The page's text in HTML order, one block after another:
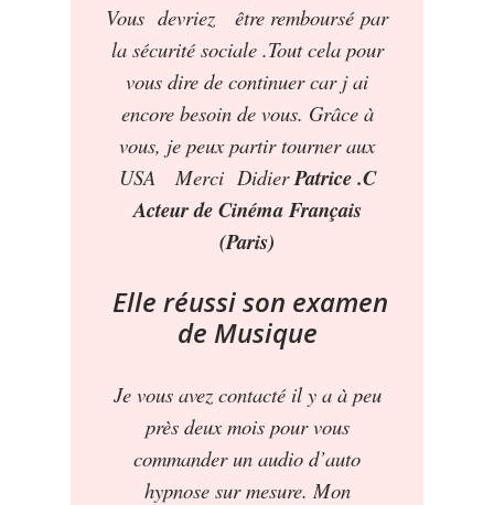
Vous devriez être remboursé par
la sécurité sociale .Tout cela pour
vous dire de continuer car j ai
encore besoin de vous. Grâce à
vous, je peux partir tourner aux
USA Merci DidierPatrice .C
Acteur de Cinéma Français
(Paris)
Elle réussi son examen
de Musique
Je vous avez contacté il y a à peu
près deux mois pour vous
commander un audio d’auto
hypnose surmesure. Mon